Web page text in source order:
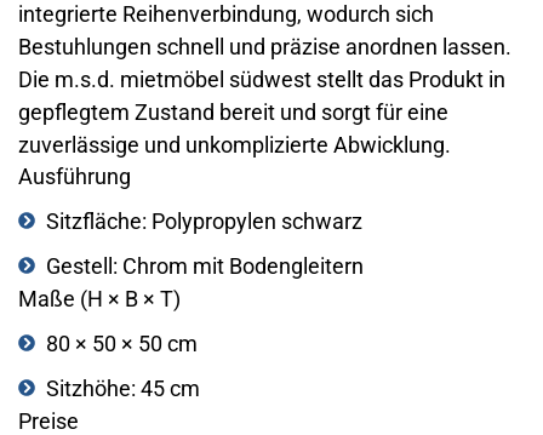
integrierte Reihenverbindung, wodurch sich
Bestuhlungen schnell und präzise anordnen lassen.
Die m.s.d. mietmöbel südwest stellt das Produkt in
gepflegtem Zustand bereit und sorgt für eine
zuverlässige und unkomplizierte Abwicklung.
Ausführung
Sitzfläche: Polypropylen schwarz
Gestell: Chrom mit Bodengleitern
Maße (H × B × T)
80 × 50 × 50 cm
Sitzhöhe: 45 cm
Preise